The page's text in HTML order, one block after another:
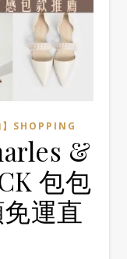
】SHOPPING
&
包包
運直